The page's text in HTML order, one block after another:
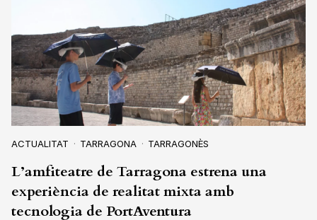
ACTUALITAT TARRAGONA TARRAGONÈS
L’amfiteatre de Tarragona estrena una
experiència de realitat mixta amb
tecnologia de PortAventura